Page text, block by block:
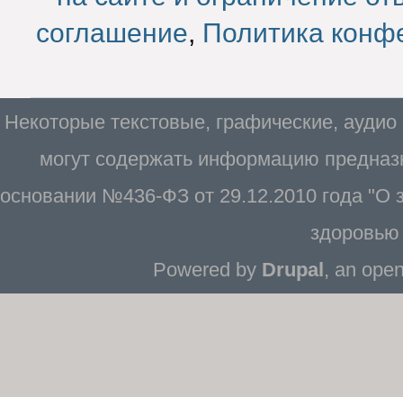
соглашение, Политика
Некоторые текстовые, графические,
могут содержать информацию
основании №436-ФЗ от 29.12.2010 года "О
Powered by Drupal, an